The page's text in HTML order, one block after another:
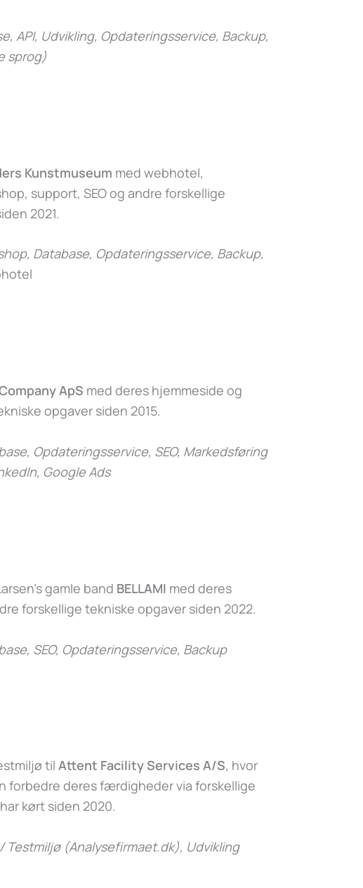
API, Udvikling, Opdateringsservice, Backup,
sprog)
Kunstmuseum med webhotel,
support, SEO og andre forskellige
2021.
Database, Opdateringsservice, Backup,
ApS med deres hjemmeside og
opgaver siden 2015.
Opdateringsservice, SEO, Markedsføring
Google Ads
gamle band BELLAMI med deres
forskellige tekniske opgaver siden 2022.
SEO, Opdateringsservice, Backup
til Attent Facility Services A/S, hvor
forbedre deres færdigheder via forskellige
kørt siden 2020.
Testmiljø (Analysefirmaet.dk), Udvikling